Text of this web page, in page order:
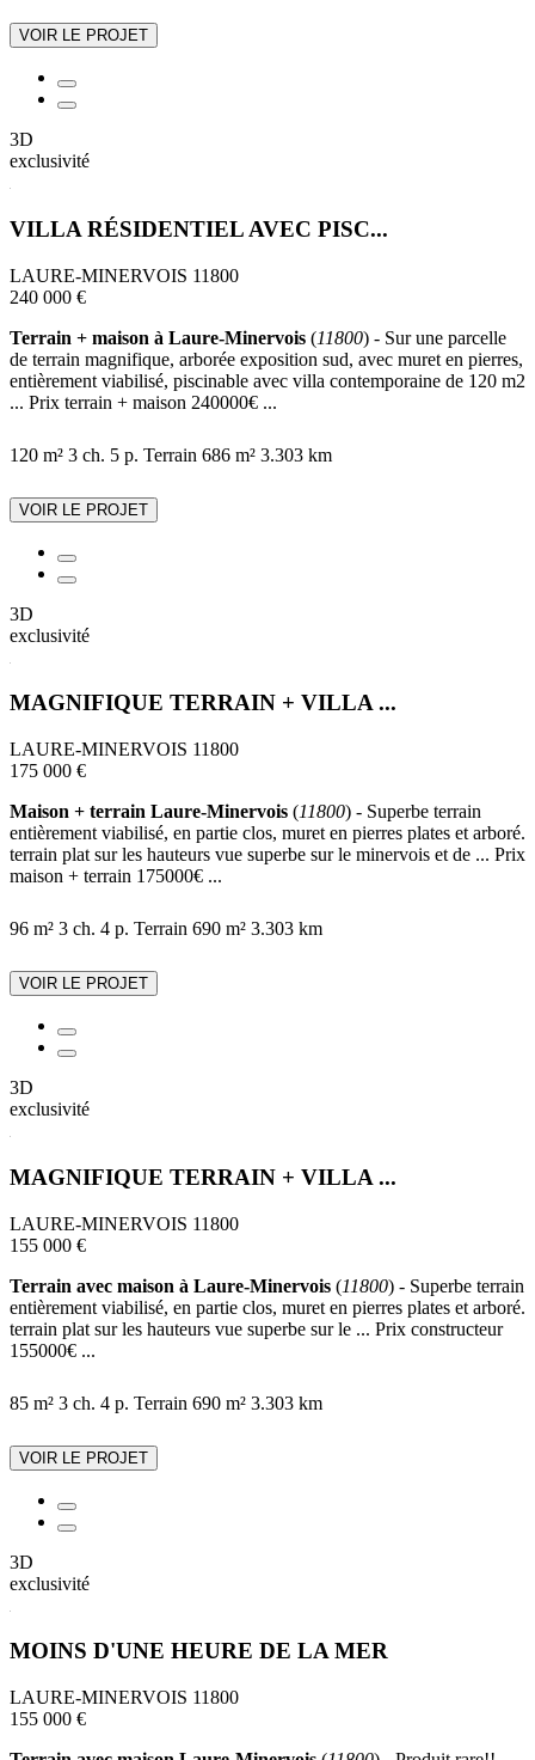
VOIR LE PROJET
3D
exclusivité
VILLA RÉSIDENTIEL AVEC PISC...
LAURE-MINERVOIS 11800
240 000 €
Terrain + maison à Laure-Minervois (11800) - Sur une parcelle
de terrain magnifique, arborée exposition sud, avec muret en pierres,
entièrement viabilisé, piscinable avec villa contemporaine de 120 m2
... Prix terrain + maison 240000€ ...
120 m² 3 ch. 5 p. Terrain 686 m² 3.303 km
VOIR LE PROJET
3D
exclusivité
MAGNIFIQUE TERRAIN + VILLA ...
LAURE-MINERVOIS 11800
175 000 €
Maison + terrain Laure-Minervois (11800) - Superbe terrain
entièrement viabilisé, en partie clos, muret en pierres plates et arboré.
terrain plat sur les hauteurs vue superbe sur le minervois et de ... Prix
maison + terrain 175000€ ...
96 m² 3 ch. 4 p. Terrain 690 m² 3.303 km
VOIR LE PROJET
3D
exclusivité
MAGNIFIQUE TERRAIN + VILLA ...
LAURE-MINERVOIS 11800
155 000 €
Terrain avec maison à Laure-Minervois (11800) - Superbe terrain
entièrement viabilisé, en partie clos, muret en pierres plates et arboré.
terrain plat sur les hauteurs vue superbe sur le ... Prix constructeur
155000€ ...
85 m² 3 ch. 4 p. Terrain 690 m² 3.303 km
VOIR LE PROJET
3D
exclusivité
MOINS D'UNE HEURE DE LA MER
LAURE-MINERVOIS 11800
155 000 €